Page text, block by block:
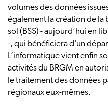
volumes des données
également la création de la
sol (BSS) - aujourd’hui en
-, qui bénéficiera d’un
L’informatique vient enfin
activités du BRGM en
le traitement des données
régionaux eux-mêmes.